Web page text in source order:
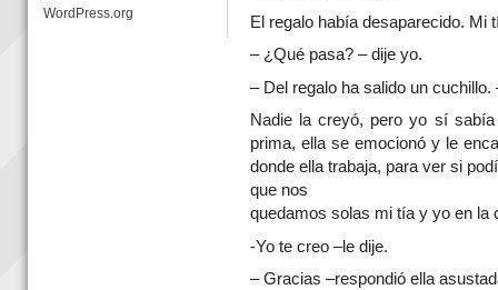
El regalo había desaparecido. Mi
– ¿Qué pasa? – dije yo.
– Del regalo ha salido un
Nadie la creyó, pero yo sí
prima, ella se emocionó y le
donde ella trabaja, para ver si
que nos
quedamos solas mi tía y yo en la
-Yo te creo –le dije.
– Gracias –respondió ella
WordPress.org